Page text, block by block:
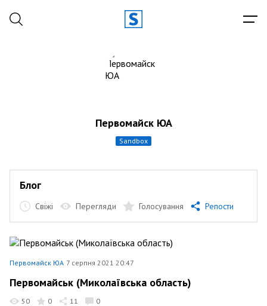
Первомайск ЮА
sandbox
Блог
Свіжі Перегляди Голосування Репости
Первомайск ЮА 7 серпня 2021 20:47
Первомайськ (Миколаївська область)
50 0 11 0